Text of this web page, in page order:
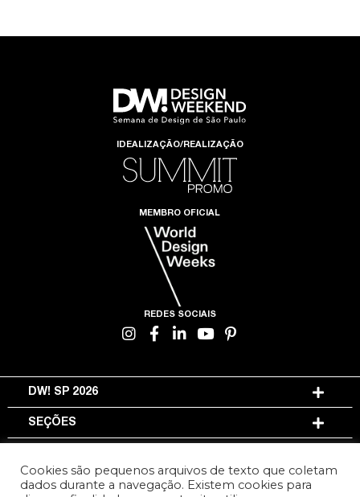
IDEALIZAÇÃO/REALIZAÇÃO
MEMBRO OFICIAL
REDES SOCIAIS
DW! SP 2026
SEÇÕES
Cookies são pequenos arquivos de texto que coletam
dados durante a navegação. Existem cookies para